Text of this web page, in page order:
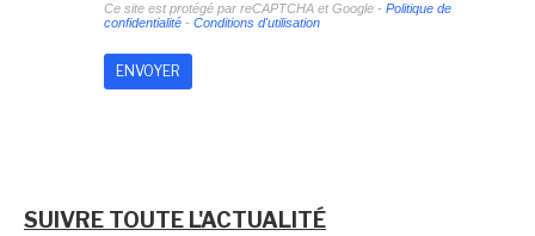
Ce site est protégé par reCAPTCHA et Google - Politique de
confidentialité- Conditions d'utilisation
SUIVRE TOUTE L'ACTUALITÉ